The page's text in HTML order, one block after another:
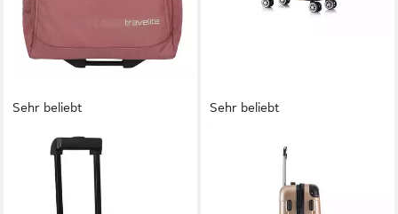
Sehr beliebt
TRAVELITE
Weichgepäck-Trolley KICK
OFF Reisetasche mit Rollen,
2 Rollen, große Reise- und
Sehr beliebt
Hartschalen-Trolley F-2045
Kofferset, 360° Rollen,
robuster Reisekoffer,